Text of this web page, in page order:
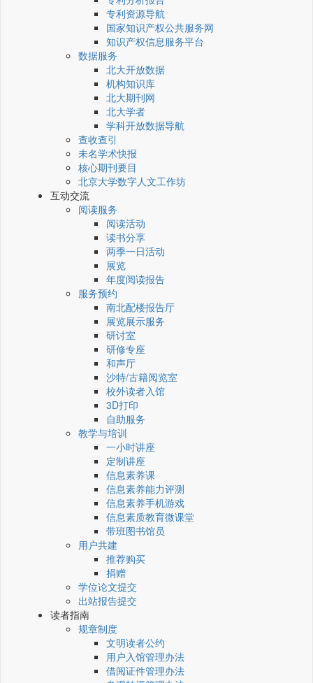
专利资源导航
国家知识产权公共服务网
知识产权信息服务平台
数据服务
北大开放数据
机构知识库
北大期刊网
北大学者
学科开放数据导航
查收查引
未名学术快报
核心期刊要目
北京大学数字人文工作坊
互动交流
阅读服务
阅读活动
读书分享
两季一日活动
展览
年度阅读报告
服务预约
南北配楼报告厅
展览展示服务
研讨室
研修专座
和声厅
沙特/古籍阅览室
校外读者入馆
3D打印
自助服务
教学与培训
一小时讲座
定制讲座
信息素养课
信息素养能力评测
信息素养手机游戏
信息素质教育微课堂
带班图书馆员
用户共建
推荐购买
捐赠
学位论文提交
出站报告提交
读者指南
规章制度
文明读者公约
用户入馆管理办法
借阅证件管理办法